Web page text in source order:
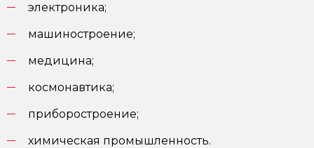
электроника;
машиностроение;
медицина;
космонавтика;
приборостроение;
химическая промышленность.